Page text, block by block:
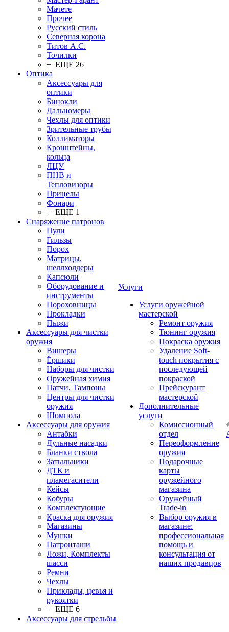
Мачете
Прочее
Русский стиль
Северная корона
Титов А.С.
Точилки
+ ЕЩЕ 26
Оптика
Аксессуары для
оптики
Бинокли
Дальномеры
Чехлы для оптики
Зрительные трубы
Коллиматоры
Кронштейны,
кольца
ЛЦУ
ПНВ и
Тепловизоры
Прицелы
Фонари
+ ЕЩЕ 1
Снаряжение патронов
Пули
Гильзы
Порох
Матрицы,
шеллхолдеры
Капсюли
Оборудование и
инструменты
Пороховницы
Прокладки
Пыжи
Аксессуары для чистки
оружия
Вишеры
Ёршики
Наборы для чистки
Оружейная химия
Патчи, Тампоны
Центры для чистки
оружия
Шомпола
Аксессуары для оружия
Антабки
Дульные насадки
Бланки ствола
Затыльники
ДТК и
пламегасители
Кейсы
Кобуры
Комплектующие
Краска для оружия
Магазины
Мушки
Патронташи
Ложи, Комплекты
шасси
Ремни
Чехлы
Приклады, цевья и
рукоятки
+ ЕЩЕ 6
Аксессуары для стрельбы
Услуги
Услуги оружейной
мастерской
Ремонт оружия
Тюнинг оружия
Покраска оружия
Удаление Soft-
touch покрытия с
последующей
покраской
Прейскурант
мастерской
Дополнительные
услуги
Комиссионный
отдел
Переоформление
оружия
Подарочные
карты
оружейного
магазина
Оружейный
Trade-in
Выбор оружия в
магазине:
профессиональная
помощь и
консультация от
наших продавцов